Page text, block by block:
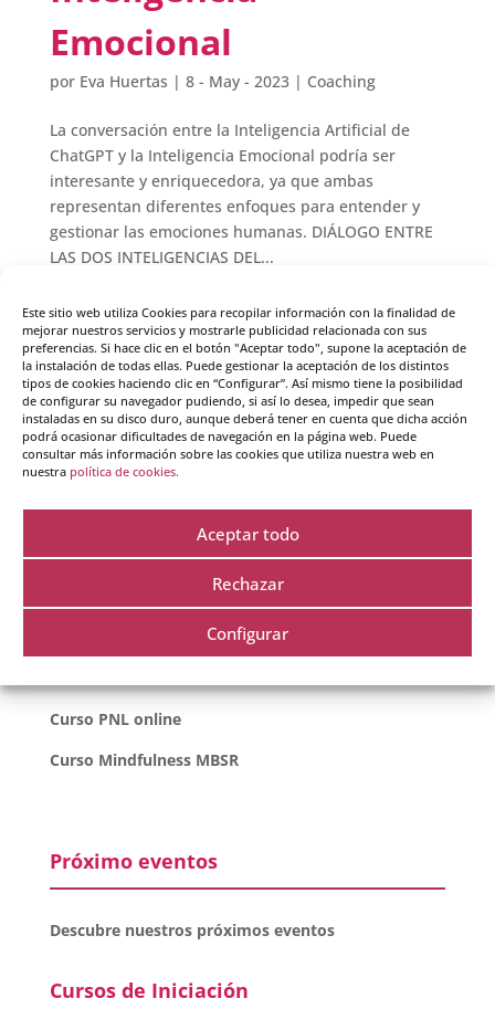
Este sitio web utiliza Cookies para recopilar información con la finalidad de
mejorar nuestros servicios y mostrarle publicidad relacionada con sus
preferencias. Si hace clic en el botón "Aceptar todo", supone la aceptación de
la instalación de todas ellas. Puede gestionar la aceptación de los distintos
tipos de cookies haciendo clic en “Configurar”. Así mismo tiene la posibilidad
de configurar su navegador pudiendo, si así lo desea, impedir que sean
instaladas en su disco duro, aunque deberá tener en cuenta que dicha acción
podrá ocasionar dificultades de navegación en la página web. Puede
consultar más información sobre las cookies que utiliza nuestra web en
nuestra política de cookies.
Aceptar todo
Rechazar
Configurar
Emocional
por Eva Huertas | 8 - May - 2023| Coaching
La conversación entre la Inteligencia Artificial de
ChatGPT y la Inteligencia Emocional podría ser
interesante y enriquecedora, ya que ambas
representan diferentes enfoques para entender y
gestionar las emociones humanas. DIÁLOGO ENTRE
LAS DOS INTELIGENCIAS DEL...
Página 1 de 2 1 2 »
Cursos destacados
Curso coaching
Curso coaching online
Curso coaching equipos y liderazgo
Curso inteligencia emocional
Curso inteligencia emocional online
Curso PNL online
Curso Mindfulness MBSR
Próximo eventos
Descubre nuestros próximos eventos
Cursos de Iniciación